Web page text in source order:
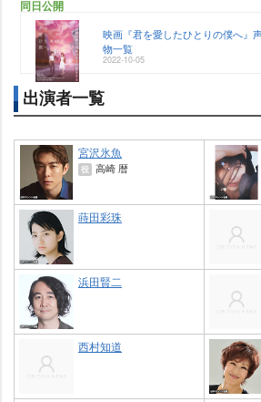
同日公開
映画『君を愛したひとりの僕へ』
物一覧
2022-10-05
出演者一覧
宮沢氷魚
役 高崎 暦
蒔田彩珠
浜田賢二
西村知道